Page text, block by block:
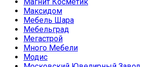
Максидом
Мебель Шара
Мебельград
Мегастрой
Много Мебели
Модис